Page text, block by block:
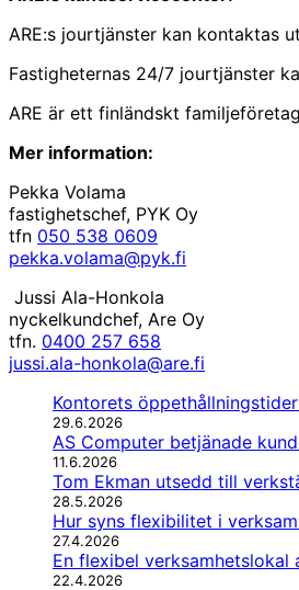
ARE:s jourtjänster kan kontaktas
Fastigheternas 24/7 jourtjänster
ARE är ett finländskt
Mer information:
Pekka Volama
fastighetschef, PYK Oy
tfn 050 538 0609
pekka.volama@pyk.fi
Jussi Ala-Honkola
nyckelkundchef, Are Oy
tfn. 0400 257 658
jussi.ala-honkola@are.fi
Kontorets
29.6.2026
AS Computer betjänade
11.6.2026
Tom Ekman utsedd till
28.5.2026
Hur syns flexibilitet i
27.4.2026
En flexibel
22.4.2026